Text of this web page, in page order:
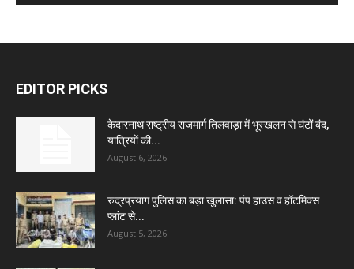
EDITOR PICKS
केदारनाथ राष्ट्रीय राजमार्ग तिलवाड़ा में भूस्खलन से घंटों बंद,
यात्रियों की...
August 6, 2026
रुद्रप्रयाग पुलिस का बड़ा खुलासा: पंप हाउस व हॉटमिक्स
प्लांट से...
August 5, 2026